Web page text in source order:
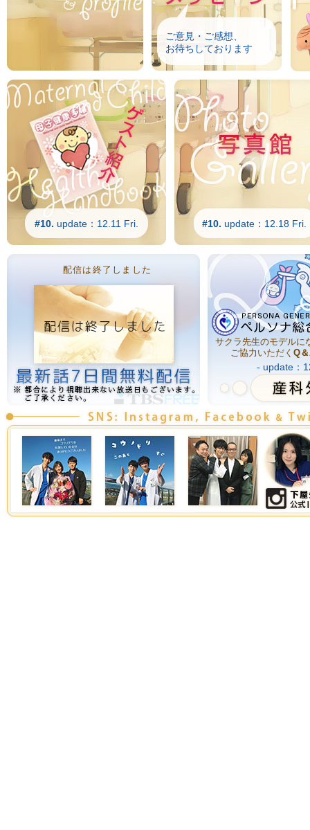
ご意見・ご感想、
お待ちしております
#10. update：12.11 Fri. #10. update：12.18 Fri.
- update：
サクラ先生のモデルに
ご協力いただく Q
配信は終了しました